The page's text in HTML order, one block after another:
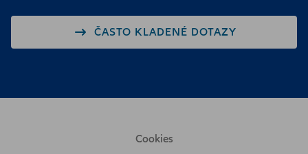
ČASTO KLADENÉ DOTAZY
Cookies